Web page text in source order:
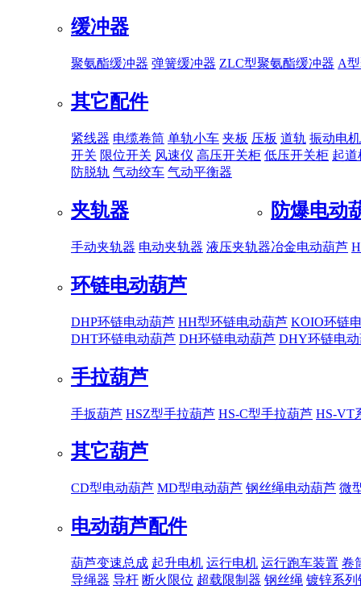
缓冲器
聚氨酯缓冲器 弹簧缓冲器 ZLC型聚氨酯缓冲器 A
其它配件
紧线器 电缆卷筒 单轨小车 夹板 压板 道轨 振动电机
开关 限位开关 风速仪 高压开关柜 低压开关柜 起道
防脱轨 气动绞车 气动平衡器
夹轨器
手动夹轨器 电动夹轨器 液压夹轨器
防爆电动
冶金电动葫芦
环链电动葫芦
DHP环链电动葫芦 HH型环链电动葫芦 KOIO环链
DHT环链电动葫芦 DH环链电动葫芦 DHY环链电
手拉葫芦
手扳葫芦 HSZ型手拉葫芦 HS-C型手拉葫芦 HS-VT
其它葫芦
CD型电动葫芦 MD型电动葫芦 钢丝绳电动葫芦 微
电动葫芦配件
葫芦变速总成 起升电机 运行电机 运行跑车装置 卷
导绳器 导杆 断火限位 超载限制器 钢丝绳 镀锌系列